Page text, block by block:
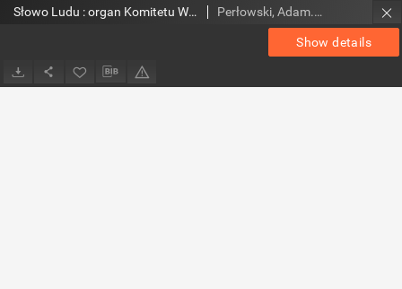
Show details
Słowo Ludu : organ Komitetu Wojewódzkiego Polskiej Zjednoczonej Partii Robotniczej, 1954, R.4, nr 44 Perłowski, Adam. Red.